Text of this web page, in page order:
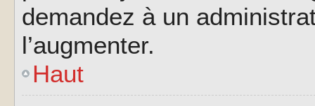
demandez à un
l’augmenter.
Haut